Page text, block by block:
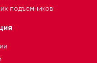
подъемников